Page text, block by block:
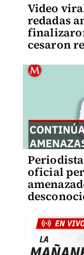
Video
redadas
cesaron
oficial